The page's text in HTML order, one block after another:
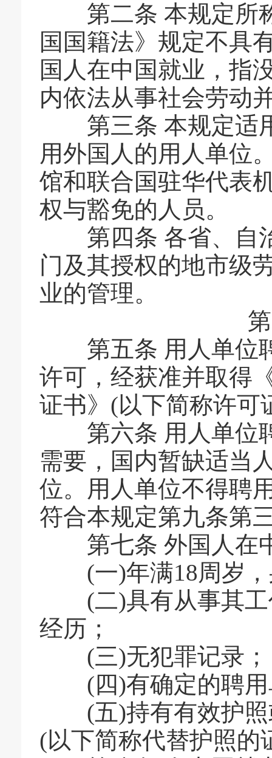
第二条 本规定所称
国国籍法》规定不具
国人在中国就业，指
内依法从事社会劳动
第三条 本规定适用
用外国人的用人单位
馆和联合国驻华代表
权与豁免的人员。
第四条 各省、自治
门及其授权的地市级
业的管理。
第五条 用人单位聘
许可，经获准并取得
证书》 (以下简称许可
第六条 用人单位聘
需要，国内暂缺适当
位。用人单位不得聘
符合本规定第九条第
第七条 外国人在
(一)年满18周岁
(二)具有从事其
经历；
(三)无犯罪记录；
(四)有确定的聘
(五)持有有效护
(以下简称代替护照的